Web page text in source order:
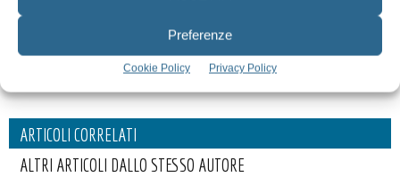
Preferenze
Cookie Policy Privacy Policy
Perio Link Night, l’impegno di
sensibilizzare la popolazione
sull’importanza dell’igiene orale
Colgate sostiene il progetto
ARTICOLI CORRELATI
ALTRI ARTICOLI DALLO STESSO AUTORE